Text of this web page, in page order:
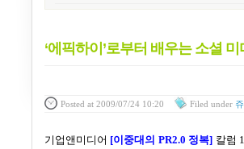
‘에픽하이’로부터 배우는 소셜
Posted at 2009/07/24 10:20 Filed under
기업앤미디어 [이중대의 PR2.0 정복] 칼럼